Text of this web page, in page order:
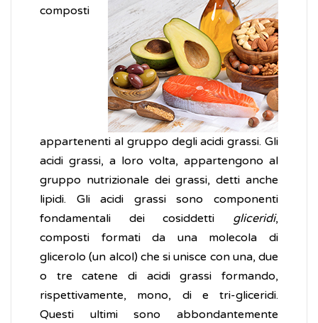
composti
appartenenti al gruppo degli acidi grassi. Gli
acidi grassi, a loro volta, appartengono al
gruppo nutrizionale dei grassi, detti anche
lipidi. Gli acidi grassi sono componenti
fondamentali dei cosiddetti gliceridi,
composti formati da una molecola di
glicerolo (un alcol) che si unisce con una, due
o tre catene di acidi grassi formando,
rispettivamente, mono, di e tri-gliceridi.
Questi ultimi sono abbondantemente